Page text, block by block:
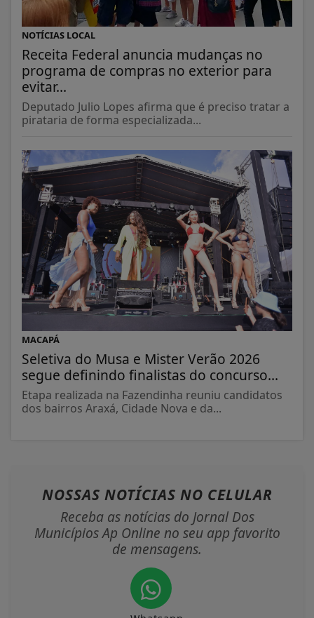
NOTÍCIAS LOCAL
Receita Federal anuncia mudanças no
programa de compras no exterior para
evitar...
Deputado Julio Lopes afirma que é preciso tratar a
pirataria de forma especializada...
MACAPÁ
Seletiva do Musa e Mister Verão 2026
segue definindo finalistas do concurso...
Etapa realizada na Fazendinha reuniu candidatos
dos bairros Araxá, Cidade Nova e da...
NOSSAS NOTÍCIAS NO CELULAR
Receba as notícias do Jornal Dos
Municípios Ap Online no seu app favorito
de mensagens.